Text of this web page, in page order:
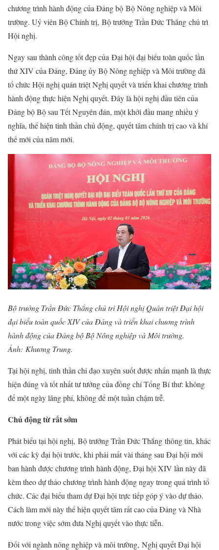
chương trình hành động của Đảng bộ Bộ Nông nghiệp và Môi
trường. Uỷ viên Bộ Chính trị, Bộ trưởng Trần Đức Thắng chủ trì
Hội nghị.
Ngay sau thành công tốt đẹp của Đại hội đại biểu toàn quốc lần
thứ XIV của Đảng, Đảng ủy Bộ Nông nghiệp và Môi trường đã
tổ chức Hội nghị quán triệt Nghị quyết và triển khai chương trình
hành động thực hiện Nghị quyết. Đây là hội nghị đầu tiên của
Đảng bộ Bộ sau Tết Nguyên đán, một khởi đầu mang nhiều ý
nghĩa, thể hiện tinh thần chủ động, quyết tâm chính trị cao và khí
thế mới của năm mới.
Bộ trưởng Trần Đức Thắng chủ trì Hội nghị Quán triệt Đại hội
đại biểu toàn quốc XIV của Đảng và triển khai chương trình
hành động của Đảng bộ Bộ Nông nghiệp và Môi trường.
Ảnh: Khương Trung.
Tại hội nghị, tinh thần chỉ đạo xuyên suốt được nhấn mạnh là thực
hiện đúng và tốt nhất tư tưởng của đồng chí Tổng Bí thư: không
để một ngày lãng phí, không để một tuần chậm trễ.
Chủ động từ rất sớm
Phát biểu tại hội nghị, Bộ trưởng Trần Đức Thắng thông tin, khác
với các kỳ đại hội trước, khi phải mất vài tháng sau Đại hội mới
ban hành được chương trình hành động, Đại hội XIV lần này đã
kèm theo dự thảo chương trình hành động ngay trong quá trình tổ
chức. Các đại biểu tham dự Đại hội trực tiếp góp ý vào dự thảo.
Cách làm mới này thể hiện quyết tâm rất cao của Đảng và Nhà
nước trong việc sớm đưa Nghị quyết vào thực tiễn.
Đối với ngành nông nghiệp và môi trường, Nghị quyết Đại hội